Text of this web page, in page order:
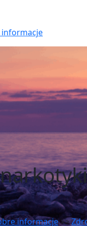
informacje>>